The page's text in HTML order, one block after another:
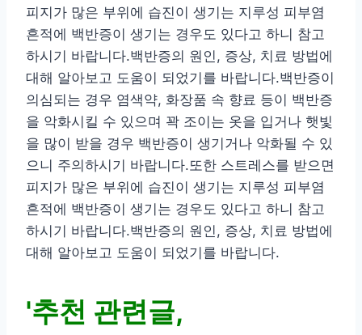
피지가 많은 부위에 습진이 생기는 지루성 피부염
흔적에 백반증이 생기는 경우도 있다고 하니 참고
하시기 바랍니다.백반증의 원인, 증상, 치료 방법에
대해 알아보고 도움이 되었기를 바랍니다.백반증이
의심되는 경우 염색약, 화장품 속 향료 등이 백반증
을 악화시킬 수 있으며 꽉 조이는 옷을 입거나 햇빛
을 많이 받을 경우 백반증이 생기거나 악화될 수 있
으니 주의하시기 바랍니다.또한 스트레스를 받으면
피지가 많은 부위에 습진이 생기는 지루성 피부염
흔적에 백반증이 생기는 경우도 있다고 하니 참고
하시기 바랍니다.백반증의 원인, 증상, 치료 방법에
대해 알아보고 도움이 되었기를 바랍니다.
'추천 관련글,